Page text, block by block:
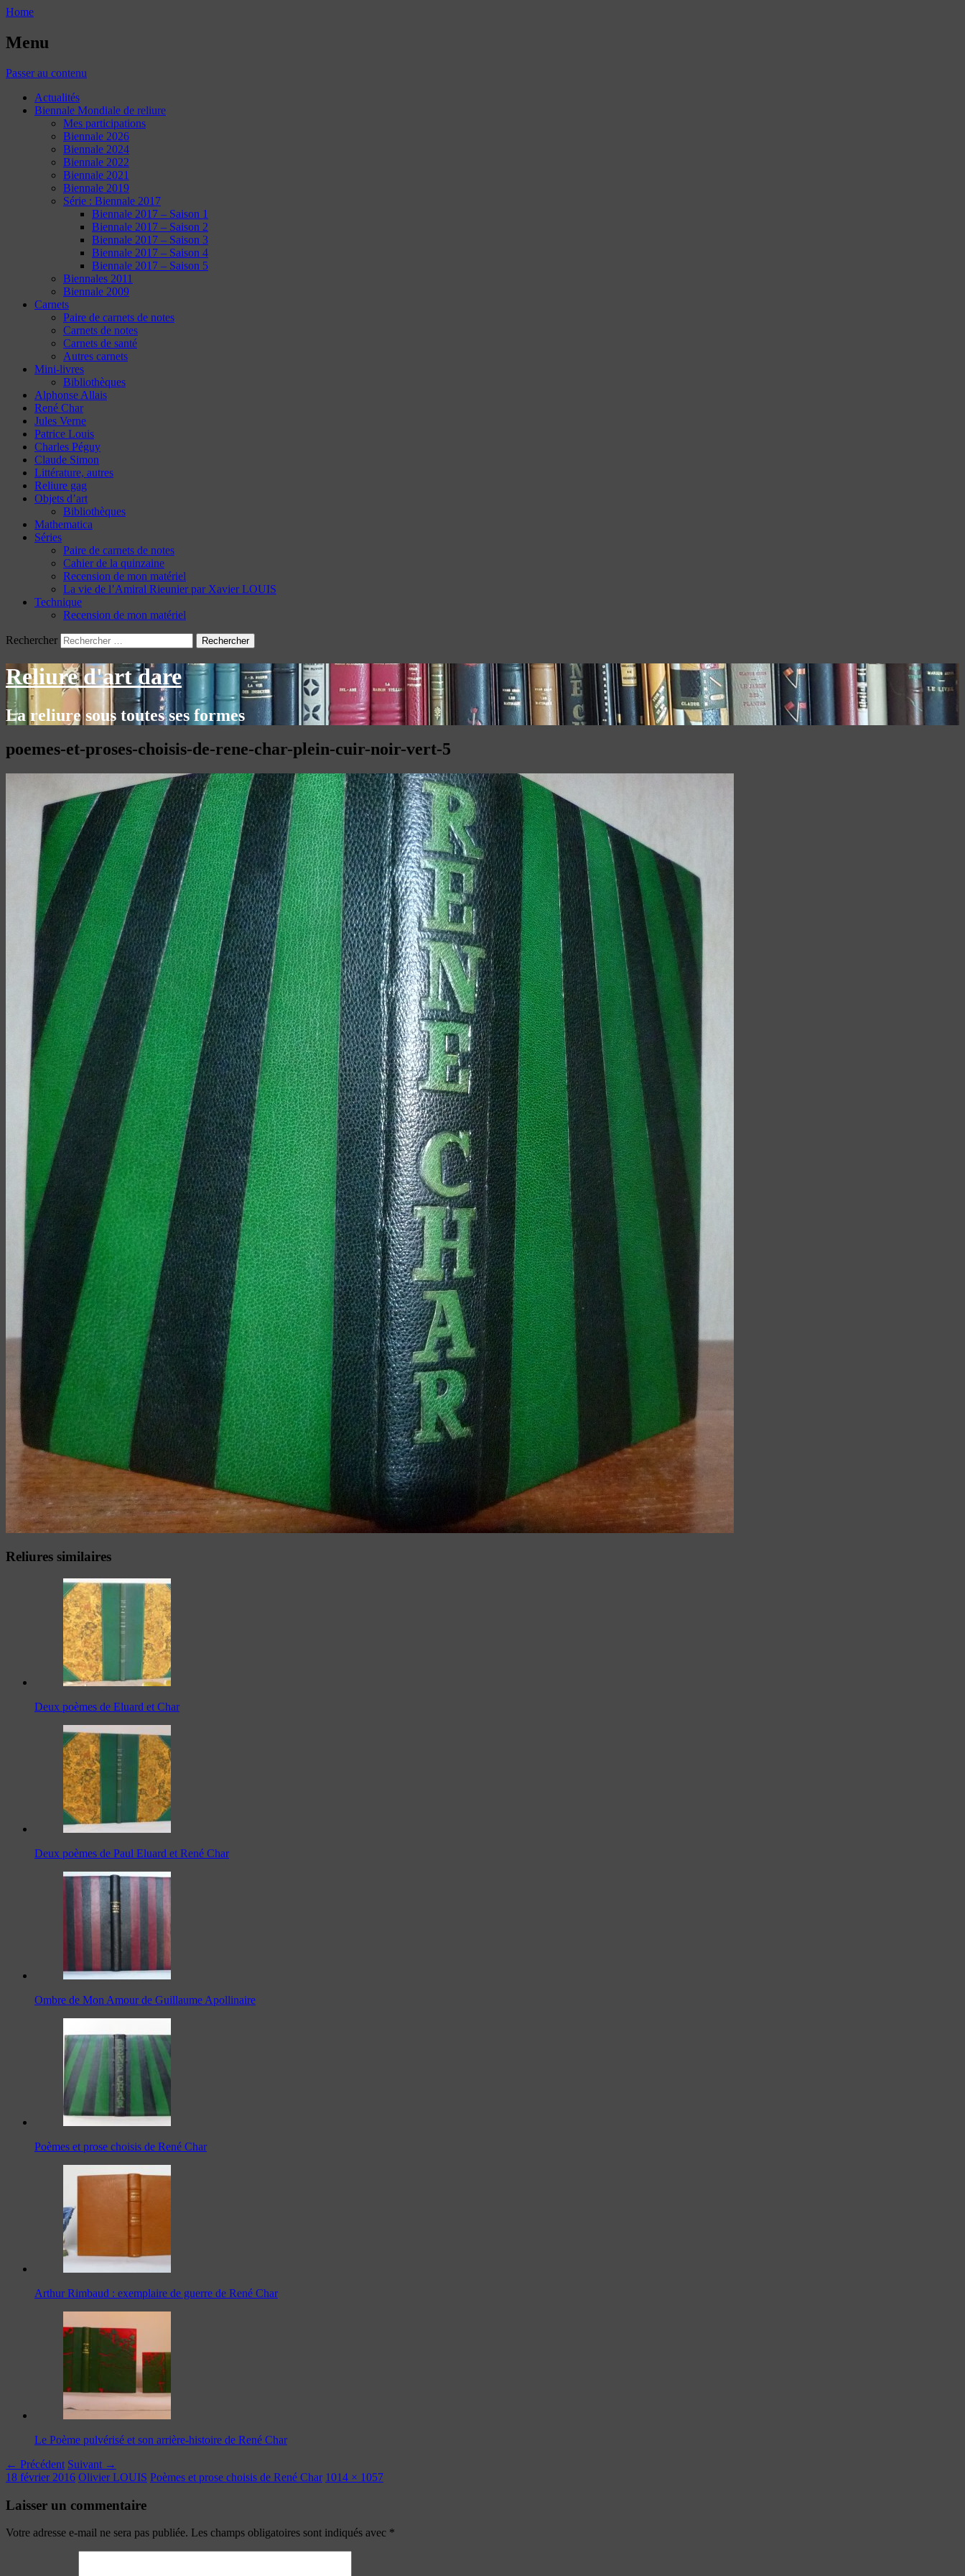
Home
Menu
Passer au contenu
Actualités
Biennale Mondiale de reliure
Mes participations
Biennale 2026
Biennale 2024
Biennale 2022
Biennale 2021
Biennale 2019
Série : Biennale 2017
Biennale 2017 – Saison 1
Biennale 2017 – Saison 2
Biennale 2017 – Saison 3
Biennale 2017 – Saison 4
Biennale 2017 – Saison 5
Biennales 2011
Biennale 2009
Carnets
Paire de carnets de notes
Carnets de notes
Carnets de santé
Autres carnets
Mini-livres
Bibliothèques
Alphonse Allais
René Char
Jules Verne
Patrice Louis
Charles Péguy
Claude Simon
Littérature, autres
Reliure gag
Objets d’art
Bibliothèques
Mathematica
Séries
Paire de carnets de notes
Cahier de la quinzaine
Recension de mon matériel
La vie de l’Amiral Rieunier par Xavier LOUIS
Technique
Recension de mon matériel
Rechercher
Reliure d'art dare
La reliure sous toutes ses formes
poemes-et-proses-choisis-de-rene-char-plein-cuir-noir-vert-5
Reliures similaires
Deux poèmes de Eluard et Char
Deux poèmes de Paul Eluard et René Char
Ombre de Mon Amour de Guillaume Apollinaire
Poèmes et prose choisis de René Char
Arthur Rimbaud : exemplaire de guerre de René Char
Le Poème pulvérisé et son arrière-histoire de René Char
← Précédent Suivant →
18 février 2016 Olivier LOUIS Poèmes et prose choisis de René Char 1014 × 1057
Laisser un commentaire
Votre adresse e-mail ne sera pas publiée. Les champs obligatoires sont indiqués avec *